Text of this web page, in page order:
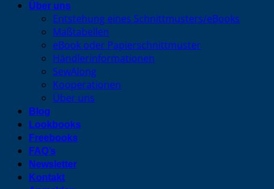
Über uns
Entstehung eines Schnittmusters/eBooks
Maßtabellen
eBook oder Papierschnittmuster
Händlerinformationen
SewAlong
Kooperationen
Über uns
Blog
Lookbooks
Freebooks
FAQ’s
Newsletter
Kontakt